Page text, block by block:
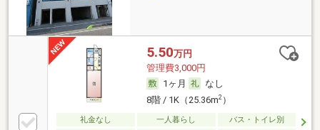
5.50万円
管理費3,000円
1ヶ月
なし
8階 / 1K（25.36m2）
礼金なし 一人暮らし バス・トイレ別